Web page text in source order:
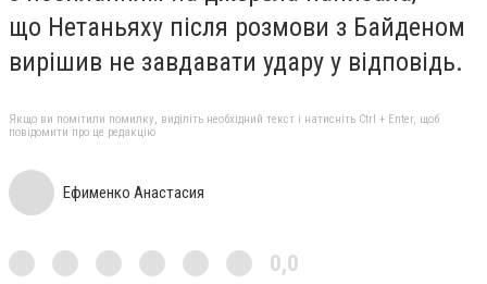
що Нетаньяху після розмови з Байденом
вирішив не завдавати удару у відповідь.
Якщо ви помітили помилку, виділіть необхідний текст і натисніть Ctrl + Enter, щоб
повідомити про це редакцію
Ефименко Анастасия
0,0